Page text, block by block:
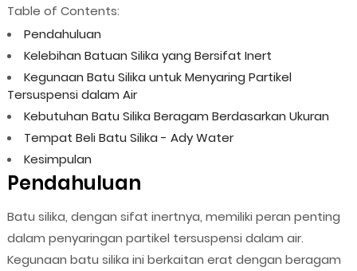
Table of Contents:
Pendahuluan
Kelebihan Batuan Silika yang Bersifat Inert
Kegunaan Batu Silika untuk Menyaring Partikel
Tersuspensi dalam Air
Kebutuhan Batu Silika Beragam Berdasarkan Ukuran
Tempat Beli Batu Silika - Ady Water
Kesimpulan
Pendahuluan
Batu silika, dengan sifat inertnya, memiliki peran penting
dalam penyaringan partikel tersuspensi dalam air.
Kegunaan batu silika ini berkaitan erat dengan beragam